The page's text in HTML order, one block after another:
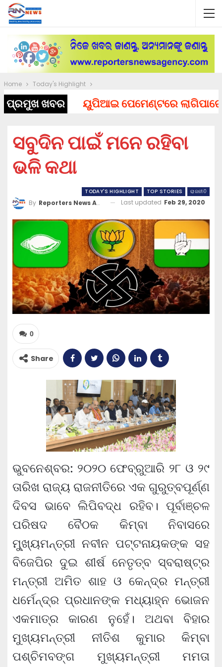
Home Today's Highlight
ପ୍ରମୁଖ ଖବରୟୁପିଆଇ ପେମେଣ୍ଟରେ ଲାଗିପାରେ
ସବୁଦିନ ପାଇଁ ମନେ ରହିବା
ଭଳି କଥା
TODAY'S HIGHLIGHT TOP STORIES ରାଜନୀତି
By Reporters News Agency Last updated Feb 29, 2020
0
Share
ଭୁବନେଶ୍ବର: ୨୦୨୦ ଫେବ୍ରୁଆରି ୨୮ ଓ ୨୯
ତାରିଖ ରାଜ୍ୟ ରାଜନୀତିରେ ଏକ ଗୁରୁତ୍ବପୂର୍ଣ୍ଣ
ଦିବସ ଭାବେ ଲିପିବଦ୍ଧ ରହିବ। ପୂର୍ବାଞ୍ଚଳ
ପରିଷଦ ବୈଠକ କିମ୍ବା ନିବାସରେ
ମୁ୍ଖ୍ୟମନ୍ତ୍ରୀ ନବୀନ ପଟ୍ଟନାୟକଙ୍କ ସହ
ବିଜେପିର ଦୁଇ ଶୀର୍ଷ ନେତୃତ୍ବ ସ୍ବରାଷ୍ଟ୍ର
ମନ୍ତ୍ରୀ ଅମିତ ଶାହ ଓ କେନ୍ଦ୍ର ମନ୍ତ୍ରୀ
ଧର୍ମେନ୍ଦ୍ର ପ୍ରଧାନଙ୍କ ମଧ୍ୟାହ୍ନ ଭୋଜନ
ଏକମାତ୍ର କାରଣ ନୁହେଁ। ଅଥବା ବିହାର
ମୁଖ୍ୟମନ୍ତ୍ରୀ ନୀତିଶ କୁମାର କିମ୍ବା
ପଶ୍ଚିମବଙ୍ଗ ମୁଖ୍ୟମନ୍ତ୍ରୀ ମମତା